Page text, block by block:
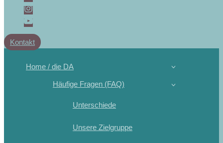
Kontakt
Home / die DA
Häufige Fragen (FAQ)
Unterschiede
Unsere Zielgruppe